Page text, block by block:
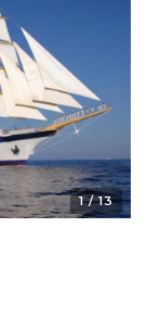
1/ 13